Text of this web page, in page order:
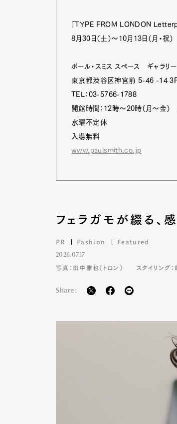
『TYPE FROM LONDON
8月30日（土）～10月13日（月・祝）
ポール・スミス スペース ギャラリー
東京都渋谷区神宮前 5-46 -14
TEL：03-5766-1788
開館時間：12時～20時（月～金）
水曜不定休
入場無料
www.paulsmith.co.jp
フェラガモが綴る、
PR Fashion Featured
2026.07.17
写真：田中雅也（トロン） スタイリング
Share: